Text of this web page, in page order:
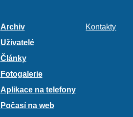
Archiv
Uživatelé
Články
Fotogalerie
Aplikace na telefony
Počasí na web
Kontakty